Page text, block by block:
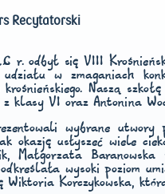
Recytatorski
odbył się VIII
w zmaganiach
Naszą
z klasy VI oraz Antonina
wybrane utwory
okazję usłyszeć wiele
Małgorzata
wysoki poziom
Korczykowska,